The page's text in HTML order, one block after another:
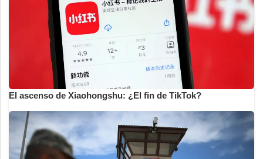
El ascenso de Xiaohongshu: ¿El fin de TikTok?